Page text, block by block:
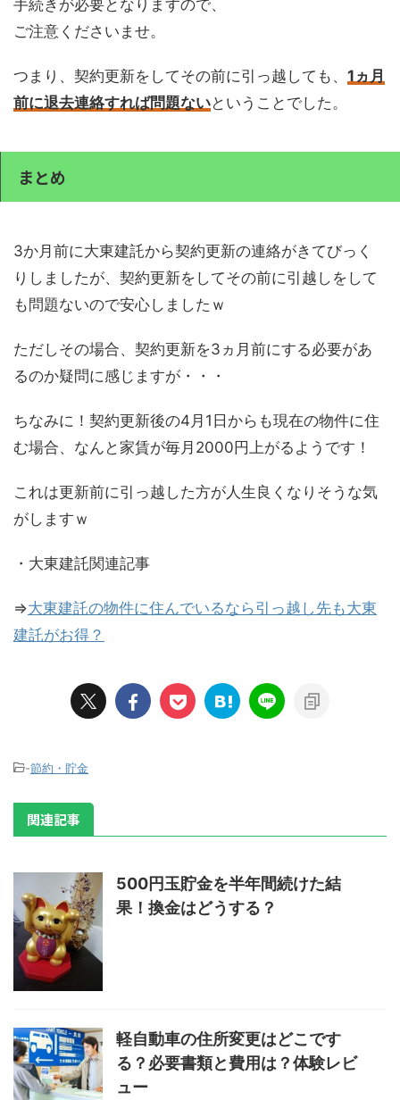
手続きが必要となりますので、
ご注意くださいませ。
つまり、契約更新をしてその前に引っ越しても、 1ヵ月
前に退去連絡すれば問題ないということでした。
まとめ
3か月前に大東建託から契約更新の連絡がきてびっく
りしましたが、契約更新をしてその前に引越しをして
も問題ないので安心しましたｗ
ただしその場合、契約更新を3ヵ月前にする必要があ
るのか疑問に感じますが・・・
ちなみに！契約更新後の4月1日からも現在の物件に住
む場合、なんと家賃が毎月2000円上がるようです！
これは更新前に引っ越した方が人生良くなりそうな気
がしますｗ
・大東建託関連記事
⇒大東建託の物件に住んでいるなら引っ越し先も大東
建託がお得？
-節約・貯金
関連記事
500円玉貯金を半年間続けた結
果！換金はどうする？
軽自動車の住所変更はどこです
る？必要書類と費用は？体験レビ
ュー